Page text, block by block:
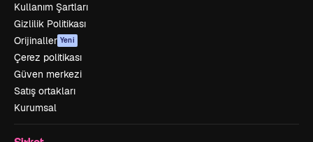
Kullanım Şartları
Gizlilik Politikası
Orijinaller Yeni
Çerez politikası
Güven merkezi
Satış ortakları
Kurumsal